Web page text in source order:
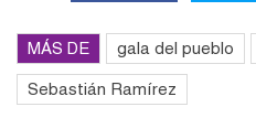
MÁS DE gala del pueblo
Sebastián Ramírez